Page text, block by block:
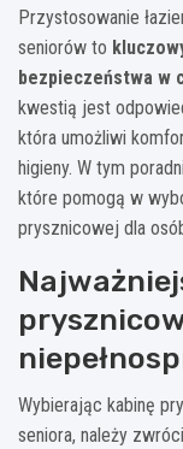
Przystosowanie
seniorów to
bezpieczeństwa w
kwestią jest
która umożliwi
higieny. W tym
które pomogą w
prysznicowej dla
Wybierając kabinę
seniora, należy